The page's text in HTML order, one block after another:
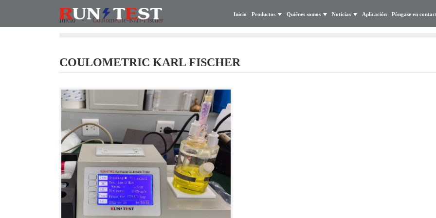
Inicio Productos Quiénes somos Noticias Aplicación Póngase en
Inicio
Coulometric-Karl-Fischer
COULOMETRIC KARL FISCHER